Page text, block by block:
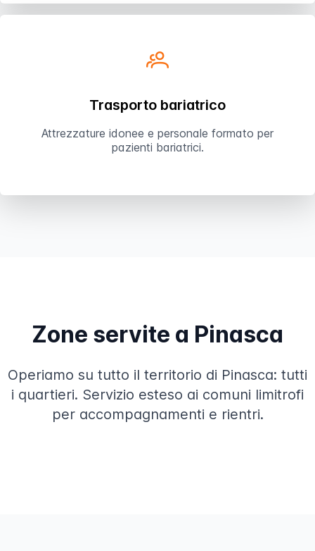
Trasporto bariatrico
Attrezzature idonee e personale formato per
pazienti bariatrici.
Zone servite a Pinasca
Operiamo su tutto il territorio di Pinasca: tutti
i quartieri. Servizio esteso ai comuni limitrofi
per accompagnamenti e rientri.